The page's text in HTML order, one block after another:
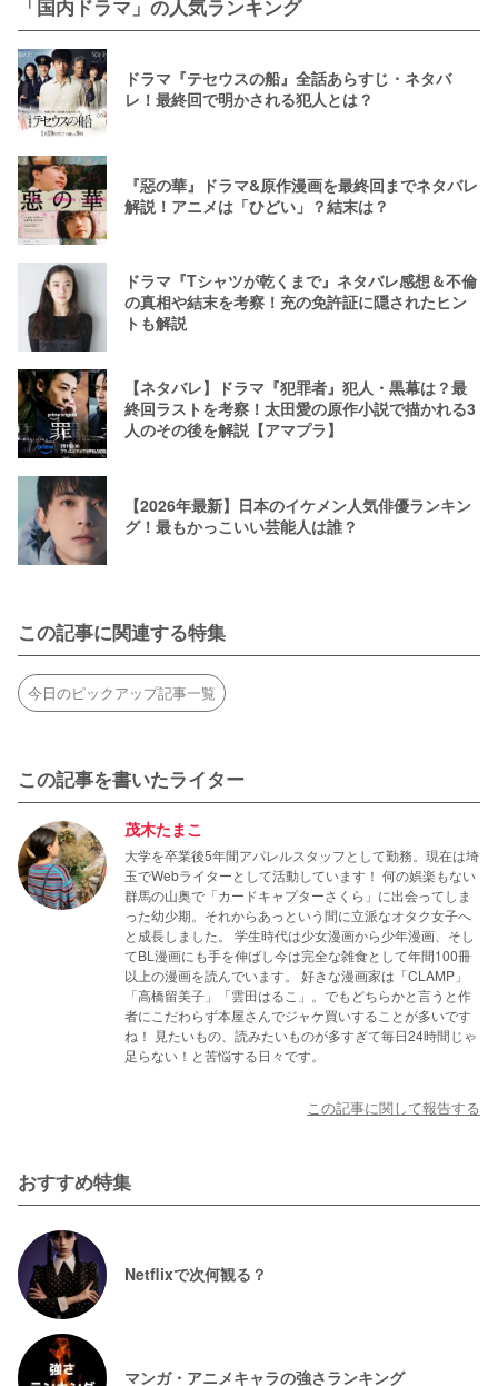
「国内ドラマ」の人気ランキング
ドラマ『テセウスの船』全話あらすじ・ネタバ
レ！最終回で明かされる犯人とは？
『惡の華』ドラマ&原作漫画を最終回までネタバレ
解説！アニメは「ひどい」？結末は？
ドラマ『Tシャツが乾くまで』ネタバレ感想＆不倫
の真相や結末を考察！充の免許証に隠されたヒン
トも解説
【ネタバレ】ドラマ『犯罪者』犯人・黒幕は？最
終回ラストを考察！太田愛の原作小説で描かれる3
人のその後を解説【アマプラ】
【2026年最新】日本のイケメン人気俳優ランキン
グ！最もかっこいい芸能人は誰？
この記事に関連する特集
今日のピックアップ記事一覧
この記事を書いたライター
茂木たまこ
大学を卒業後5年間アパレルスタッフとして勤務。現在は埼
玉でWebライターとして活動しています！ 何の娯楽もない
群馬の山奥で「カードキャプターさくら」に出会ってしま
った幼少期。それからあっという間に立派なオタク女子へ
と成長しました。 学生時代は少女漫画から少年漫画、そし
てBL漫画にも手を伸ばし今は完全な雑食として年間100冊
以上の漫画を読んでいます。 好きな漫画家は「CLAMP」
「高橋留美子」「雲田はるこ」。でもどちらかと言うと作
者にこだわらず本屋さんでジャケ買いすることが多いです
ね！ 見たいもの、読みたいものが多すぎて毎日24時間じゃ
足らない！と苦悩する日々です。
この記事に関して報告する
おすすめ特集
Netflixで次何観る？
マンガ・アニメキャラの強さランキング